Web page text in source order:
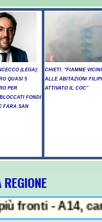
(LEGA):
QUASI 5
PER
FONDI
FARA SAN
CHIETI: "FIAMME
ALLE ABITAZIONI
ATTIVATO IL COC"
A14, cantiere